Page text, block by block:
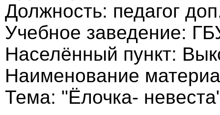
Должность: педагог
Учебное заведение:
Населённый пункт:
Наименование
Тема: "Ёлочка-